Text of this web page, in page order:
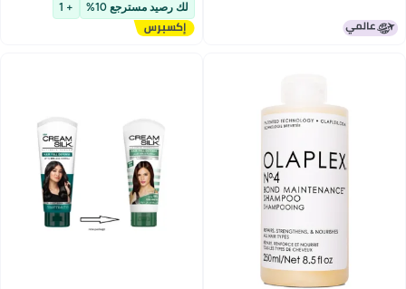
تم بيع +2700 مؤخرًا
#1 في منتجات الشامبو
لك رصيد مسترجع 10% + 1